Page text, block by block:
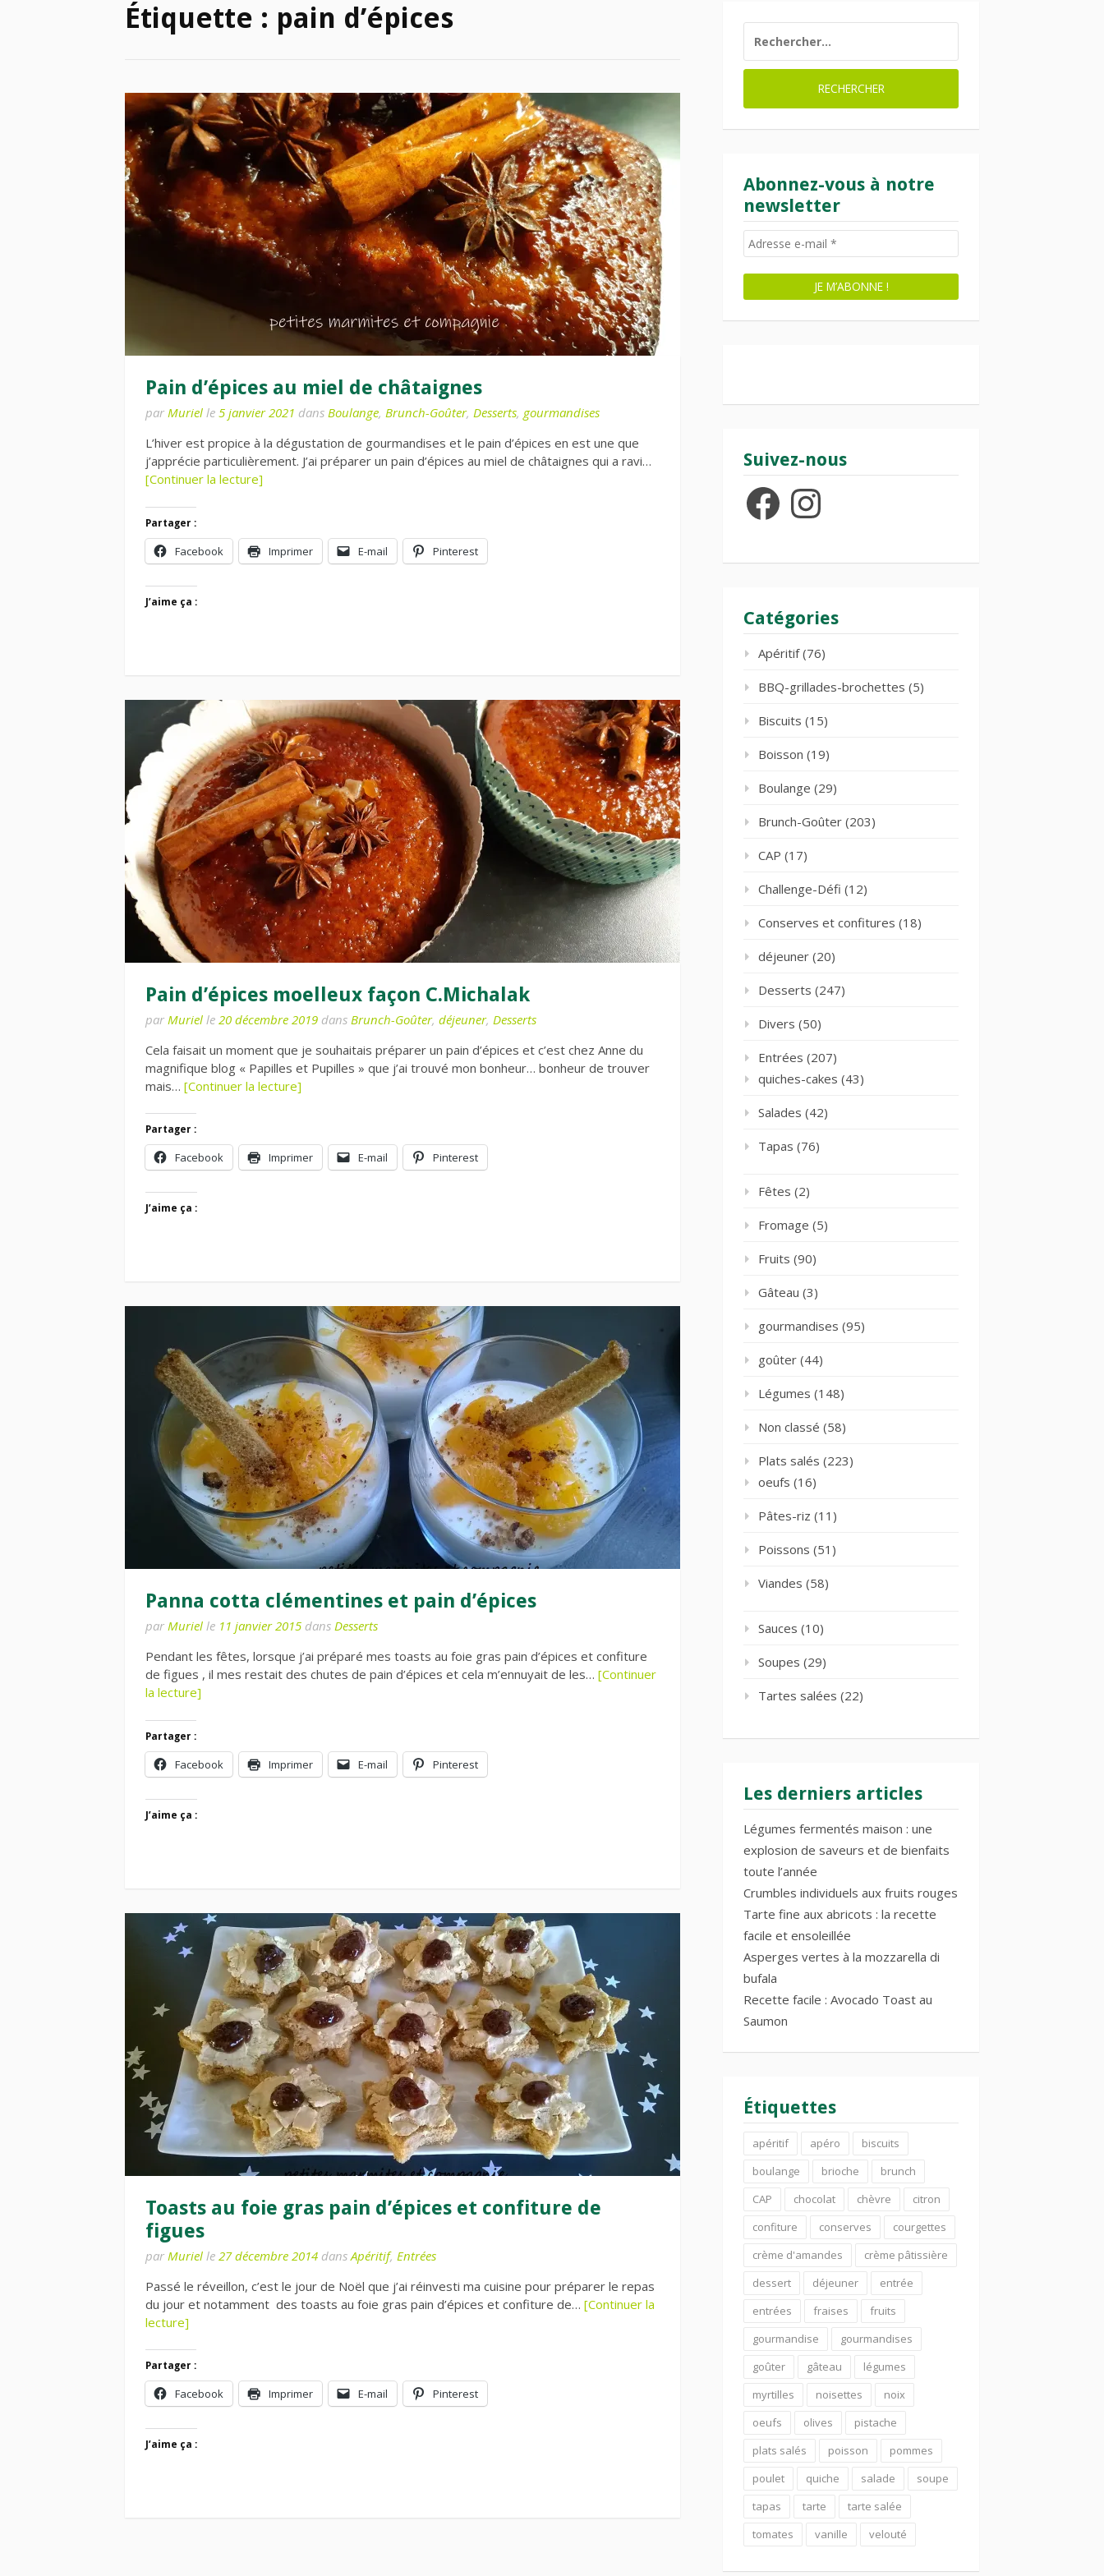
Étiquette : pain d’épices
Pain d’épices au miel de châtaignes
par Muriel le 5 janvier 2021 dans Boulange, Brunch-Goûter, Desserts, gourmandises
L’hiver est propice à la dégustation de gourmandises et le pain d’épices en est une que
j’apprécie particulièrement. J’ai préparer un pain d’épices au miel de châtaignes qui a ravi…
[Continuer la lecture]
Partager :
Facebook Imprimer E-mail Pinterest
J’aime ça :
Pain d’épices moelleux façon C.Michalak
par Muriel le 20 décembre 2019 dans Brunch-Goûter, déjeuner, Desserts
Cela faisait un moment que je souhaitais préparer un pain d’épices et c’est chez Anne du
magnifique blog « Papilles et Pupilles » que j’ai trouvé mon bonheur… bonheur de trouver
mais… [Continuer la lecture]
Partager :
Facebook Imprimer E-mail Pinterest
J’aime ça :
Panna cotta clémentines et pain d’épices
par Muriel le 11 janvier 2015 dans Desserts
Pendant les fêtes, lorsque j’ai préparé mes toasts au foie gras pain d’épices et confiture
de figues , il mes restait des chutes de pain d’épices et cela m’ennuyait de les… [Continuer
la lecture]
Partager :
Facebook Imprimer E-mail Pinterest
J’aime ça :
Toasts au foie gras pain d’épices et confiture de
figues
par Muriel le 27 décembre 2014 dans Apéritif, Entrées
Passé le réveillon, c’est le jour de Noël que j’ai réinvesti ma cuisine pour préparer le repas
du jour et notamment des toasts au foie gras pain d’épices et confiture de… [Continuer la
lecture]
Partager :
Facebook Imprimer E-mail Pinterest
J’aime ça :
Abonnez-vous à notre
newsletter
Suivez-nous
FacebookInstagram
Catégories
Apéritif(76)
BBQ-grillades-brochettes (5)
Biscuits (15)
Boisson (19)
Boulange (29)
Brunch-Goûter (203)
CAP (17)
Challenge-Défi (12)
Conserves et confitures (18)
déjeuner (20)
Desserts (247)
Divers (50)
Entrées (207)
quiches-cakes (43)
Salades (42)
Tapas (76)
Fêtes (2)
Fromage (5)
Fruits (90)
Gâteau (3)
gourmandises (95)
goûter (44)
Légumes (148)
Non classé (58)
Plats salés (223)
oeufs (16)
Pâtes-riz (11)
Poissons (51)
Viandes (58)
Sauces (10)
Soupes (29)
Tartes salées (22)
Les derniers articles
Légumes fermentés maison : une
explosion de saveurs et de bienfaits
toute l’année
Crumbles individuels aux fruits rouges
Tarte fine aux abricots : la recette
facile et ensoleillée
Asperges vertes à la mozzarella di
bufala
Recette facile : Avocado Toast au
Saumon
Étiquettes
apéritif apéro
biscuits
boulange
brioche
brunch
CAP
chocolat chèvre
citron
confiture
conserves
courgettes
crème d'amandes
crème pâtissière
dessert
déjeuner
entrée
entrées
fraises
fruits
gourmandise
gourmandises
goûter
gâteau
légumes
myrtilles
noisettes
noix
oeufs
olives
pistache
plats salés
poisson
pommes
poulet
quiche salade
soupe
tapas
tarte
tarte salée
tomates
vanille velouté